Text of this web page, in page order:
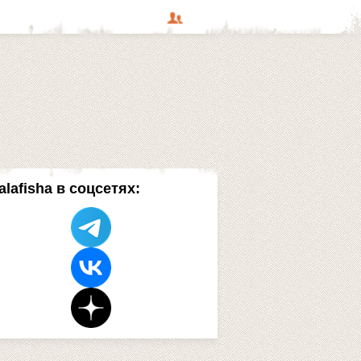
в соцсетях: